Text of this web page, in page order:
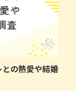
の熱愛や結婚